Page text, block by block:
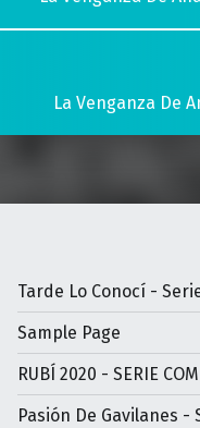
La Venganza De
Tarde Lo Conocí -
Sample Page
RUBÍ 2020 - SERIE
Pasión De Gavilanes -